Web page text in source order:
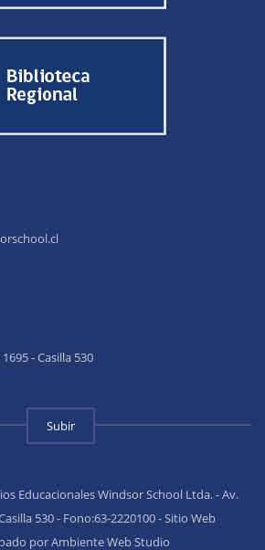
- Casilla 530
Subir
Educacionales Windsor School Ltda. - Av.
530 - Fono:63-2220100 - Sitio Web
por Ambiente Web Studio